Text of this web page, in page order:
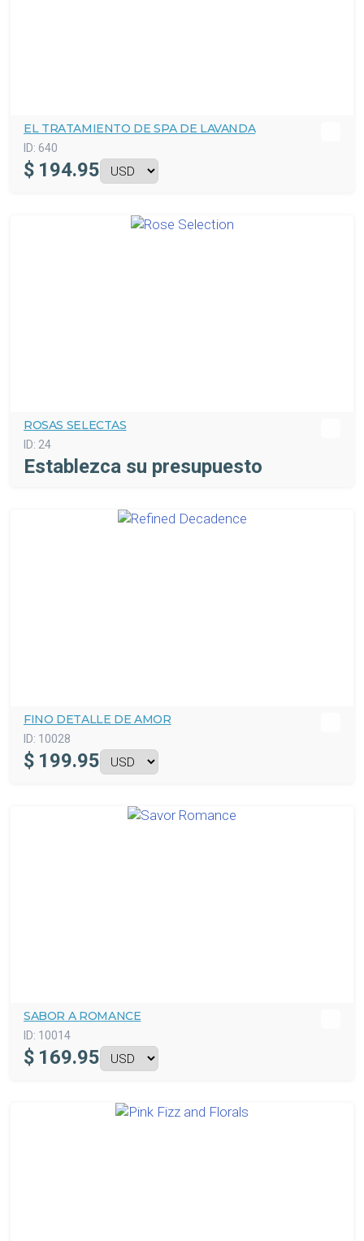
EL TRATAMIENTO DE SPA DE LAVANDA
ID: 640
$ 194.95
ROSAS SELECTAS
ID: 24
Establezca su presupuesto
FINO DETALLE DE AMOR
ID: 10028
$ 199.95
SABOR A ROMANCE
ID: 10014
$ 169.95